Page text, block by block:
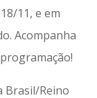
11, e em
Acompanha
Brasil/Reino